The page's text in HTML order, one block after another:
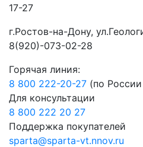
17-27
г.Ростов-на-Дону,
8(920)-073-02-28
Горячая линия:
8 800 222-20-27 (по
Для консультации
8 800 222 20 27
Поддержка покупателей
sparta@sparta-vt.nnov.ru